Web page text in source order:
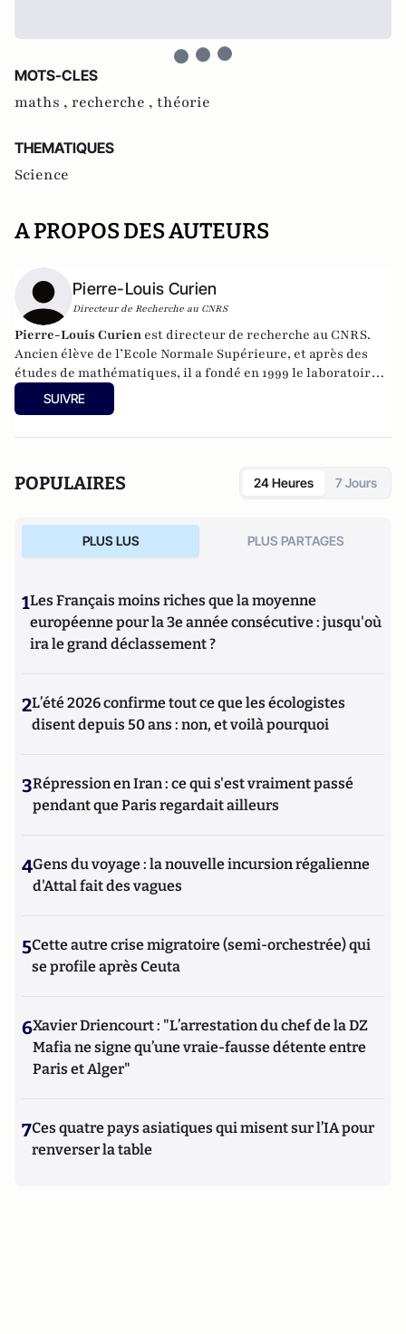
MOTS-CLES
maths , recherche , théorie
THEMATIQUES
Science
A PROPOS DES AUTEURS
Pierre-Louis Curien
Directeur de Recherche au CNRS
Pierre-Louis Curien est directeur de recherche au CNRS.
Ancien élève de l’Ecole Normale Supérieure, et après des
études de mathématiques, il a fondé en 1999 le laboratoire
Preuves, Programmes et Sytèmes (CNRS et Université Paris
Diderot), et dirige maintenant au sein de ce laboratoire une
SUIVRE
POPULAIRES 24 Heures 7 Jours
PLUS LUS PLUS PARTAGES
1Les Français moins riches que la moyenne
européenne pour la 3e année consécutive : jusqu'où
ira le grand déclassement ?
2L’été 2026 confirme tout ce que les écologistes
disent depuis 50 ans : non, et voilà pourquoi
3Répression en Iran : ce qui s'est vraiment passé
pendant que Paris regardait ailleurs
4Gens du voyage : la nouvelle incursion régalienne
d'Attal fait des vagues
5Cette autre crise migratoire (semi-orchestrée) qui
se profile après Ceuta
6Xavier Driencourt : "L’arrestation du chef de la DZ
Mafia ne signe qu’une vraie-fausse détente entre
Paris et Alger"
7Ces quatre pays asiatiques qui misent sur l’IA pour
renverser la table